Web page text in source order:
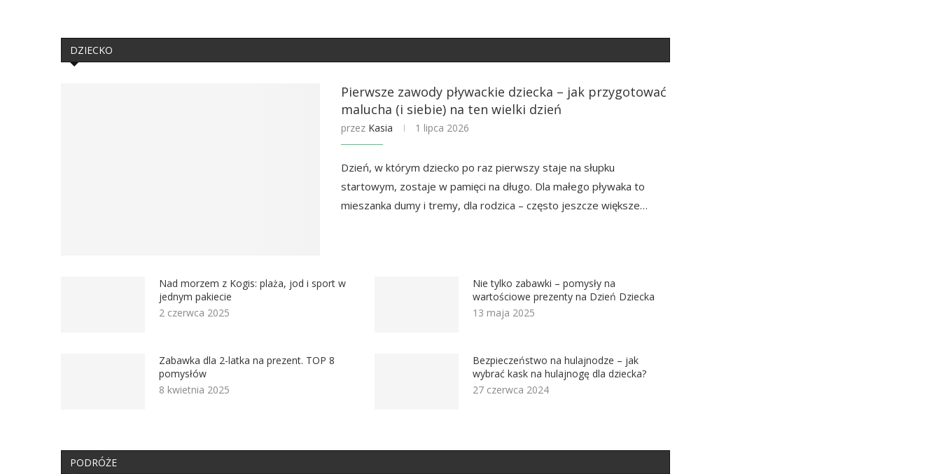
DZIECKO
Pierwsze zawody pływackie dziecka – jak przygotować
malucha (i siebie) na ten wielki dzień
przez Kasia 1 lipca 2026
Dzień, w którym dziecko po raz pierwszy staje na słupku
startowym, zostaje w pamięci na długo. Dla małego pływaka to
mieszanka dumy i tremy, dla rodzica – często jeszcze większe…
Nad morzem z Kogis: plaża, jod i sport w
jednym pakiecie
2 czerwca 2025
Nie tylko zabawki – pomysły na
wartościowe prezenty na Dzień Dziecka
13 maja 2025
Zabawka dla 2-latka na prezent. TOP 8
pomysłów
8 kwietnia 2025
Bezpieczeństwo na hulajnodze – jak
wybrać kask na hulajnogę dla dziecka?
27 czerwca 2024
PODRÓŻE